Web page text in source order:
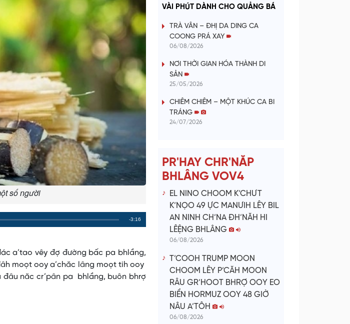
số người
Remaining
-3:16
a’tao vêy đợ đường bấc pa bhlầng,
moọt ooy a’chăc lâng moọt tih ooy
đâu năc cr’pân pa bhlầng, buôn bhrợ
a
y
i
d
VÀI PHÚT DÀNH CHO QUẢNG BÁ
TRÀ VÂN – ĐHỊ DA DING CA
COONG PRÁ XAY
06/08/2026
NƠI THỜI GIAN HÓA THÀNH DI
SẢN
25/05/2026
CHIÊM CHIÊM – MỘT KHÚC CA BI
TRÁNG
24/07/2026
PR'HAY CHR'NĂP
BHLÂNG VOV4
EL NINO CHOOM K’CHƯT
K’NỌO 49 ỰC MANƯIH LÊY BIL
AN NINH CH’NA ĐH’NĂH HI
LÊỆNG BHLÂNG
06/08/2026
T’COOH TRUMP MOON
CHOOM LÊY P’CĂH MOON
RÂU GR’HOOT BHRỢ OOY EO
BIỂN HORMUZ OOY 48 GIỜ
NÂU A’TÔH
06/08/2026